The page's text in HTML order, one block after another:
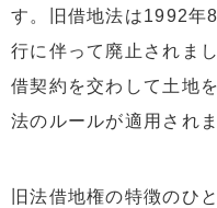
す。旧借地法は1992年
行に伴って廃止されま
借契約を交わして土地
法のルールが適用されま
旧法借地権の特徴のひ